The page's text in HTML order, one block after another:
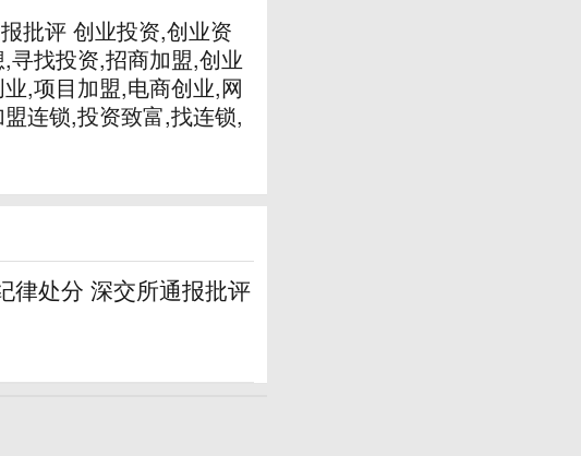
批评 创业投资,创业资
寻找投资,招商加盟,创业
,项目加盟,电商创业,网
连锁,投资致富,找连锁,
律处分 深交所通报批评